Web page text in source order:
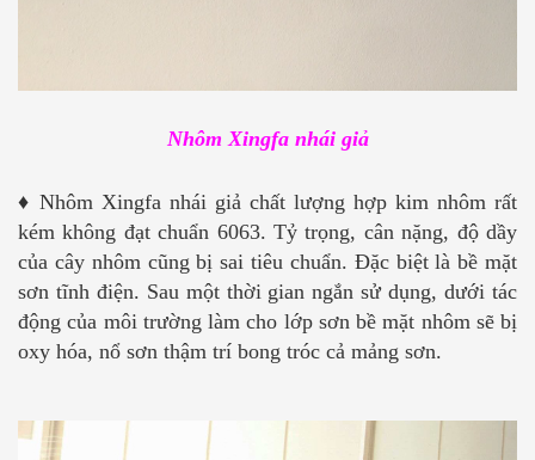
Nhôm Xingfa nhái giả
♦ Nhôm Xingfa nhái giả chất lượng hợp kim nhôm rất
kém không đạt chuẩn 6063. Tỷ trọng, cân nặng, độ dầy
của cây nhôm cũng bị sai tiêu chuẩn. Đặc biệt là bề mặt
sơn tĩnh điện. Sau một thời gian ngắn sử dụng, dưới tác
động của môi trường làm cho lớp sơn bề mặt nhôm sẽ bị
oxy hóa, nổ sơn thậm trí bong tróc cả mảng sơn.